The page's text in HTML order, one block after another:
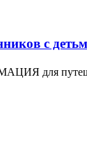
с
для